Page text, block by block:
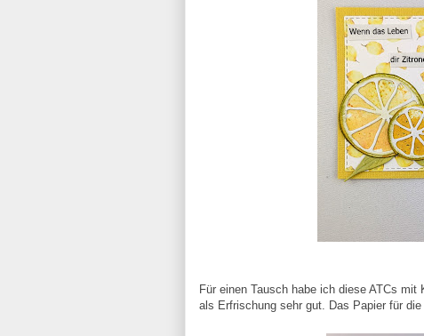
Für einen Tausch habe ich diese ATCs
als Erfrischung sehr gut. Das Papier für